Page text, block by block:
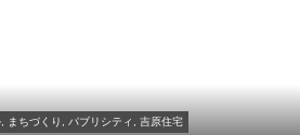
まちづくり, パブリシティ, 吉原住宅